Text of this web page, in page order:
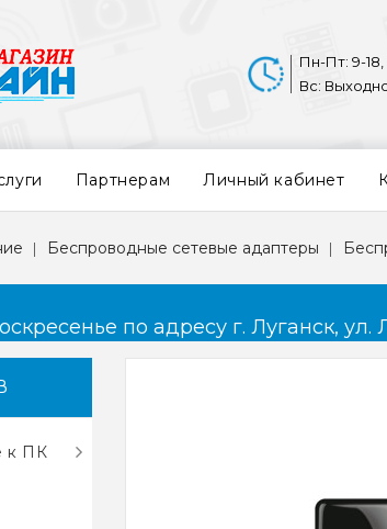
Пн-Пт: 9-18,
Вс:
Партнерам Личный кабинет
Беспроводные сетевые адаптеры
по адресу г. Луганск,
к ПК